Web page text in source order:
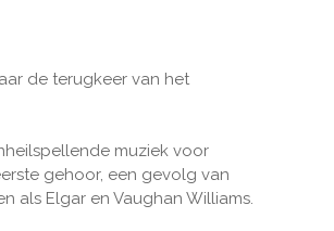
de terugkeer van het
muziek voor
gehoor, een gevolg van
als Elgar en Vaughan Williams.